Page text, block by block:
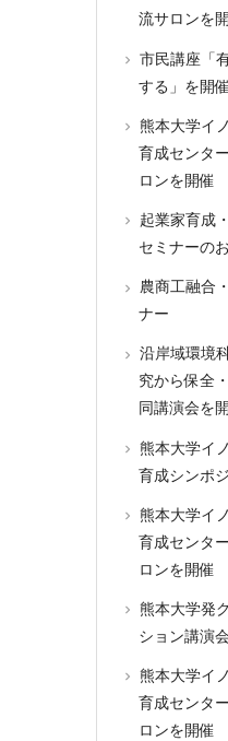
流サロンを
市民講座「
する」を開催
熊本大学イ
育成センタ
ロンを開催
起業家育成
セミナーの
農商工融合
ナー
沿岸域環境
究から保全
同講演会を
熊本大学イ
育成シンポ
熊本大学イ
育成センタ
ロンを開催
熊本大学発
ション講演
熊本大学イ
育成センタ
ロンを開催